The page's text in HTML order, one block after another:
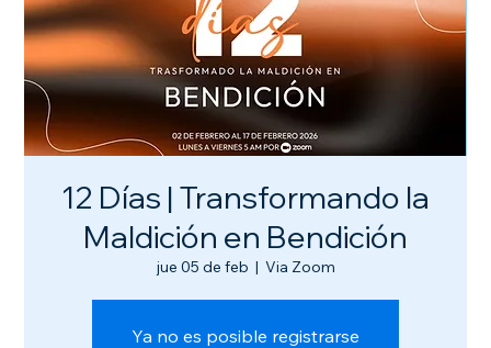
12 Días | Transformando la
Maldición en Bendición
jue 05 de feb
  |
Via Zoom
Ya no es posible registrarse